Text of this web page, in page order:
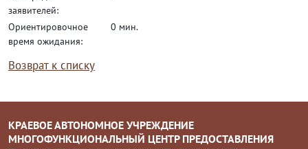
заявителей:
ориентировочное
время ожидания:
0 мин.
Возврат к списку
КРАЕВОЕ АВТОНОМНОЕ УЧРЕЖДЕНИЕ
МНОГОФУНКЦИОНАЛЬНЫЙ ЦЕНТР ПРЕДОСТАВЛЕНИЯ